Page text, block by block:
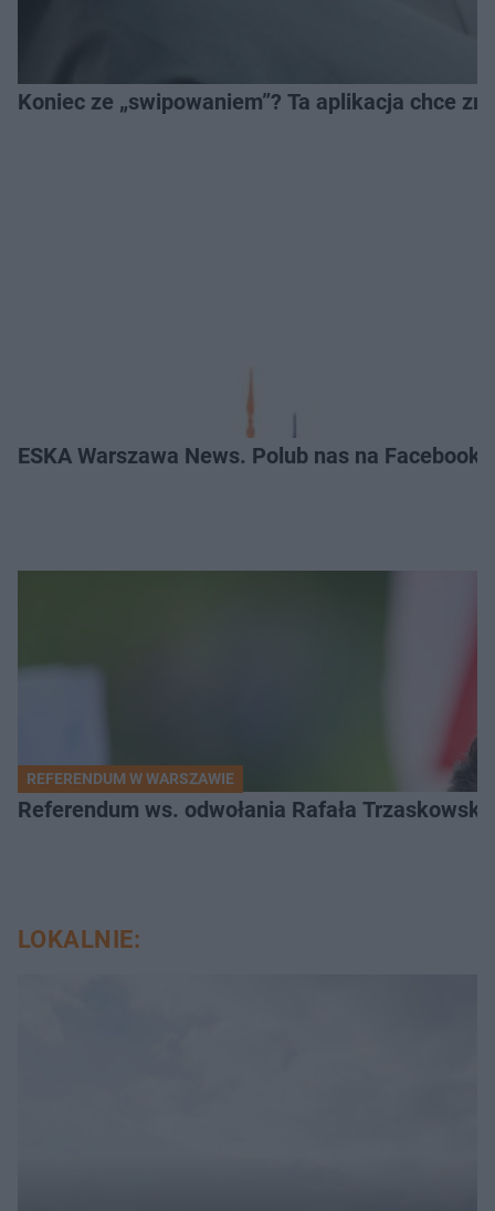
Koniec ze „swipowaniem”? Ta aplikacja chce
ESKA Warszawa News. Polub nas na
REFERENDUM W WARSZAWIE
Referendum ws. odwołania Rafała
LOKALNIE: